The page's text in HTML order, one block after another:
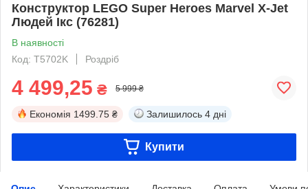
Конструктор LEGO Super Heroes Marvel X-Jet
Людей Ікс (76281)
В наявності
Код: T5702K
Роздріб
4 499,25 ₴ 5 999 ₴
Економія 1499.75 ₴ Залишилось 4 дні
Купити